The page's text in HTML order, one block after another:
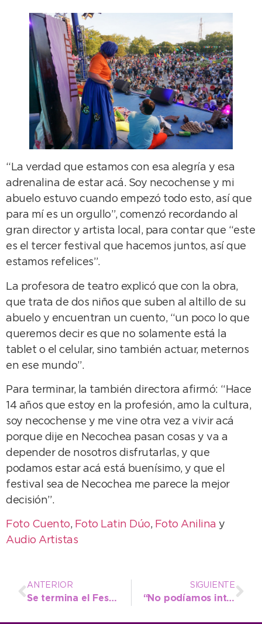
“La verdad que estamos con esa alegría y esa
adrenalina de estar acá. Soy necochense y mi
abuelo estuvo cuando empezó todo esto, así que
para mí es un orgullo”, comenzó recordando al
gran director y artista local, para contar que “este
es el tercer festival que hacemos juntos, así que
estamos refelices”.
La profesora de teatro explicó que con la obra,
que trata de dos niños que suben al altillo de su
abuelo y encuentran un cuento, “un poco lo que
queremos decir es que no solamente está la
tablet o el celular, sino también actuar, meternos
en ese mundo”.
Para terminar, la también directora afirmó: “Hace
14 años que estoy en la profesión, amo la cultura,
soy necochense y me vine otra vez a vivir acá
porque dije en Necochea pasan cosas y va a
depender de nosotros disfrutarlas, y que
podamos estar acá está buenísimo, y que el
festival sea de Necochea me parece la mejor
decisión”.
Foto Cuento, Foto Latin Dúo, Foto Anilina y
Audio Artistas
ANTERIOR
Se termina el Festival, vení a la plaza a disfrutar el domingo en familia
SIGUIENTE
“No podíamos interrumpir este festival, que es uno de los más antiguos de la Argentina”, señaló el Intendente